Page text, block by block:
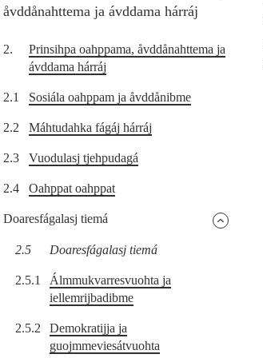
åvddånahttema ja ávddama hárráj
2.
Prinsihpa oahppama, åvddånahttema ja
ávddama hárráj
2.1 Sosiála oahppam ja åvddånibme
2.2 Máhtudahka fágáj hárráj
2.3 Vuodulasj tjehpudagá
2.4 Oahppat oahppat
Doaresfágalasj tiemá
2.5 Doaresfágalasj tiemá
2.5.1
Álmmukvarresvuohta ja
iellemrijbadibme
2.5.2
Demokratijja ja
guojmmeviesátvuohta